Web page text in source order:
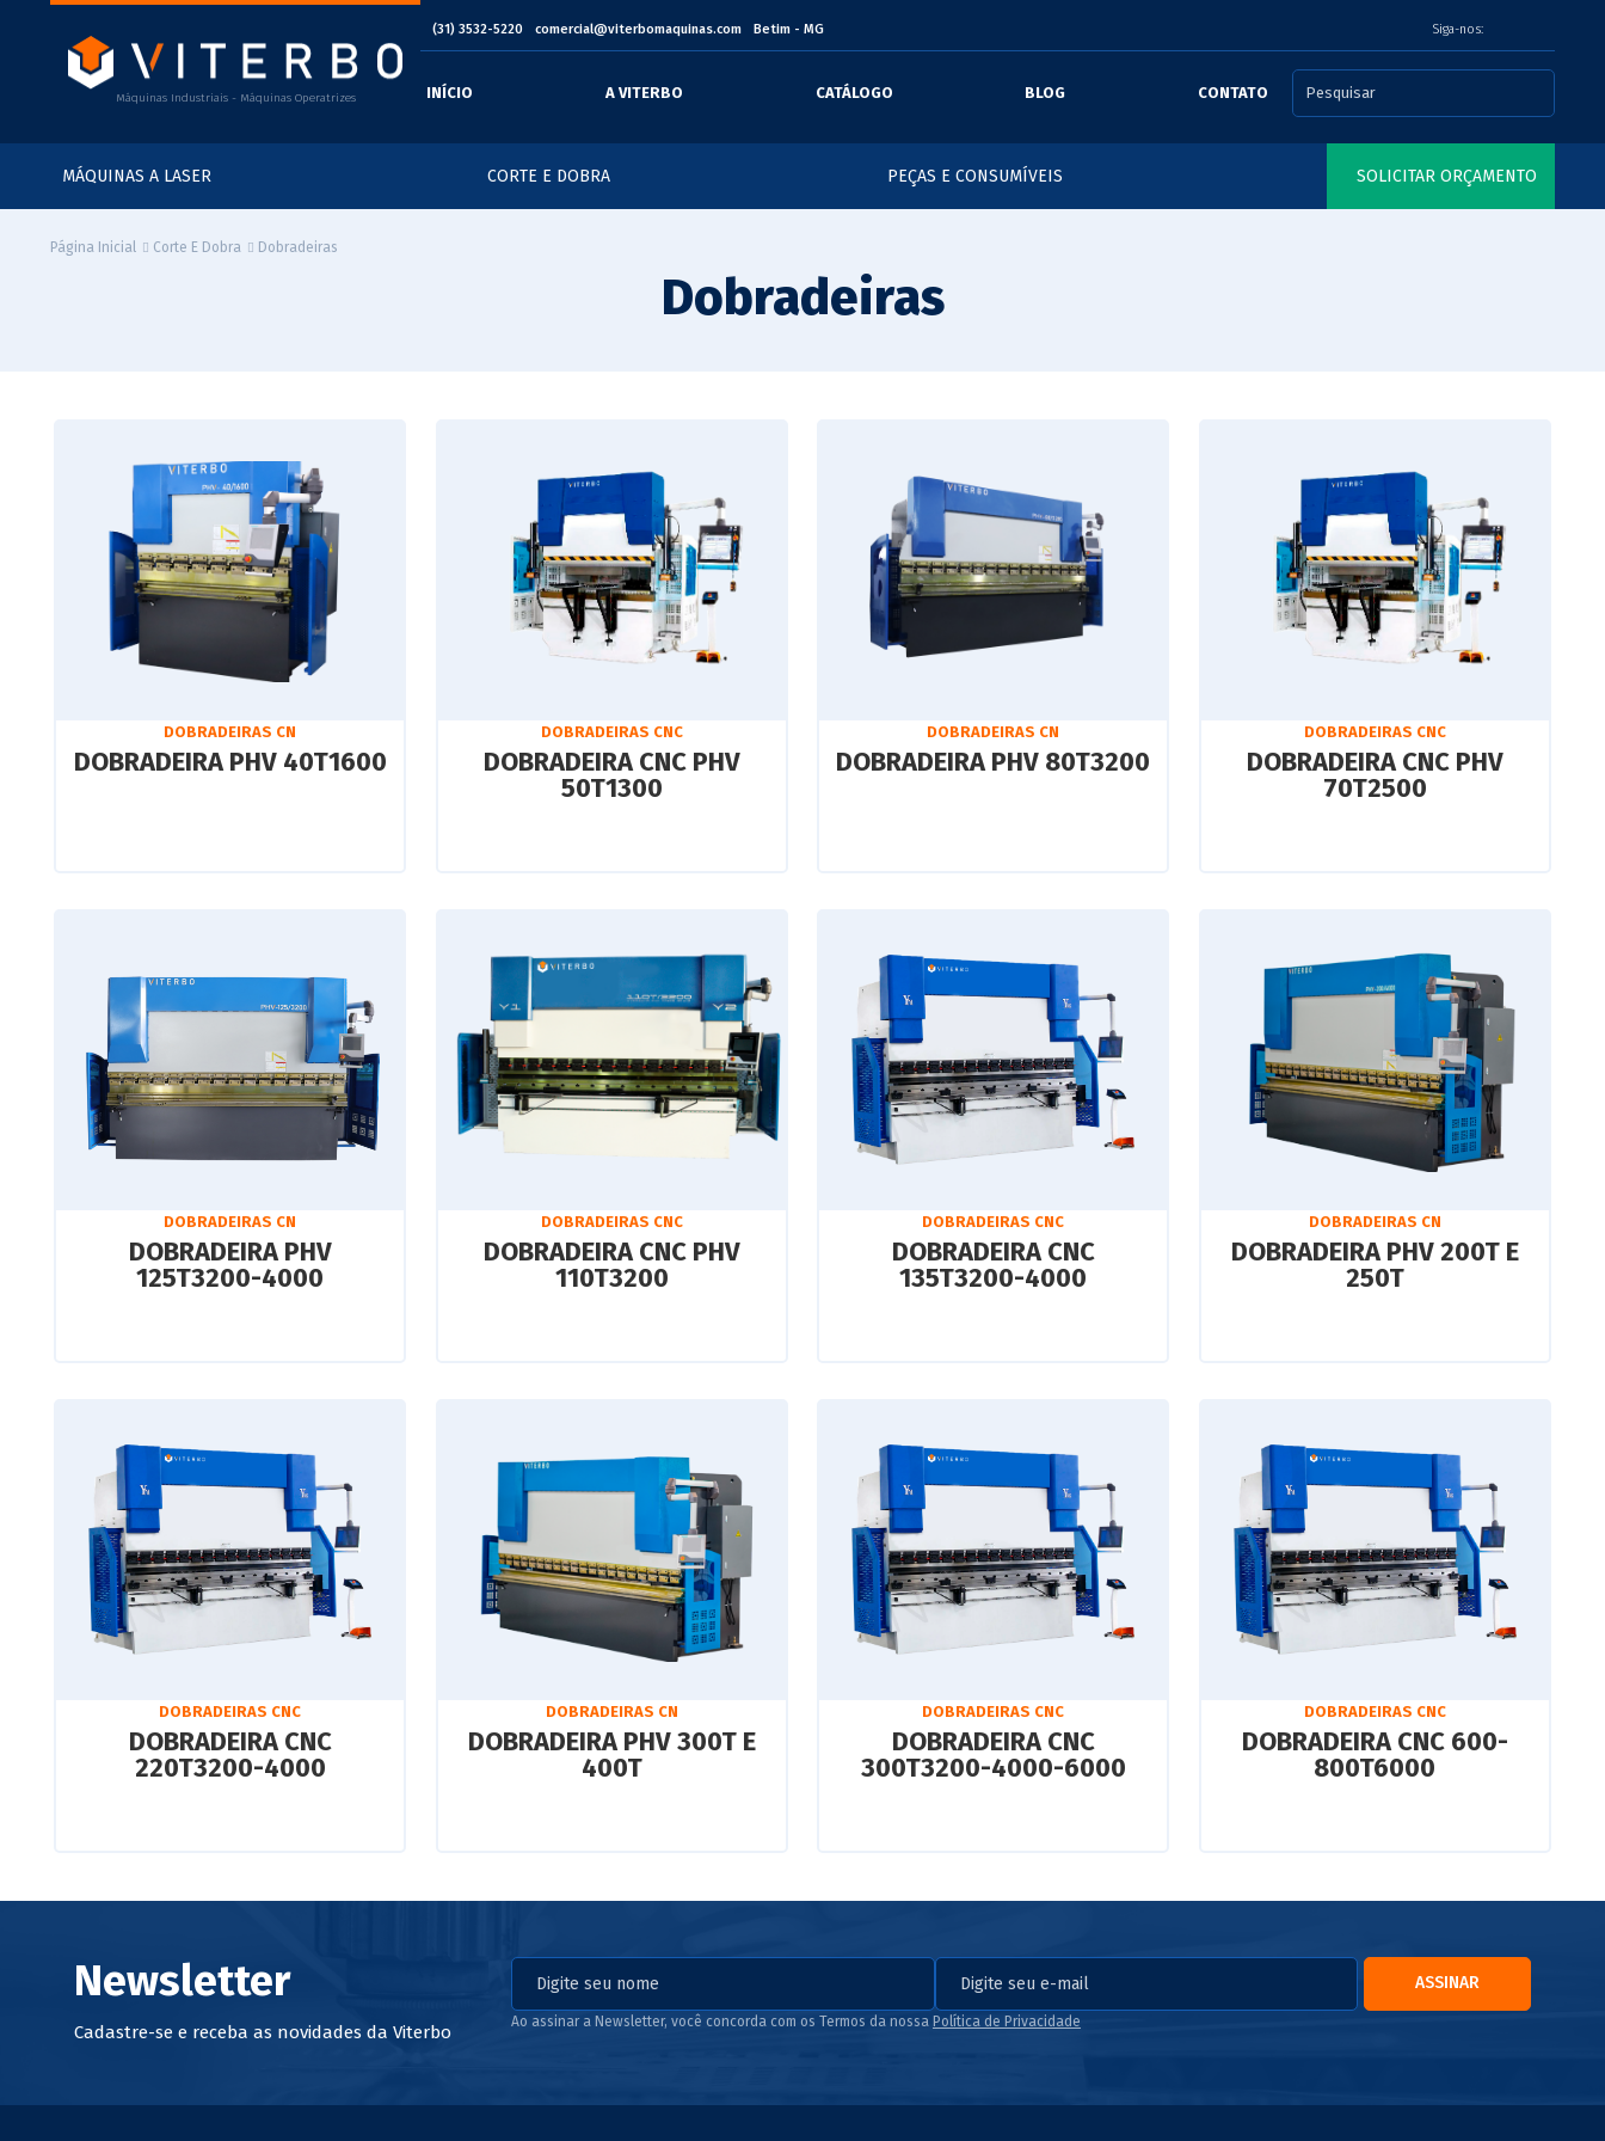
Máquinas Industriais - Máquinas Operatrizes
(31) 3532-5220 comercial@viterbomaquinas.com Betim - MG Siga-nos:
INÍCIO A VITERBO CATÁLOGO BLOG CONTATO
MÁQUINAS A LASER CORTE E DOBRA PEÇAS E CONSUMÍVEIS SOLICITAR ORÇAMENTO
Página Inicial Corte E Dobra Dobradeiras
Dobradeiras
DOBRADEIRAS CN
DOBRADEIRA PHV 40T1600
DOBRADEIRAS CNC
DOBRADEIRA CNC PHV
50T1300
DOBRADEIRAS CN
DOBRADEIRA PHV 80T3200
DOBRADEIRAS CNC
DOBRADEIRA CNC PHV
70T2500
DOBRADEIRAS CN
DOBRADEIRA PHV
125T3200-4000
DOBRADEIRAS CNC
DOBRADEIRA CNC PHV
110T3200
DOBRADEIRAS CNC
DOBRADEIRA CNC
135T3200-4000
DOBRADEIRAS CN
DOBRADEIRA PHV 200T E
250T
DOBRADEIRAS CNC
DOBRADEIRA CNC
220T3200-4000
DOBRADEIRAS CN
DOBRADEIRA PHV 300T E
400T
DOBRADEIRAS CNC
DOBRADEIRA CNC
300T3200-4000-6000
DOBRADEIRAS CNC
DOBRADEIRA CNC 600-
800T6000
Newsletter
Cadastre-se e receba as novidades da Viterbo
Ao assinar a Newsletter, você concorda com os Termos da nossa Política de Privacidade
ASSINAR